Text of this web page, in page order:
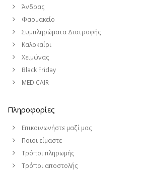
Άνδρας
Φαρμακείο
Συμπληρώματα Διατροφής
Καλοκαίρι
Χειμώνας
Black Friday
MEDICAIR
Πληροφορίες
Επικοινωνήστε μαζί μας
Ποιοι είμαστε
Τρόποι πληρωμής
Τρόποι αποστολής